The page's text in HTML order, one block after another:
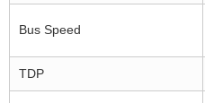
Bus Speed
TDP